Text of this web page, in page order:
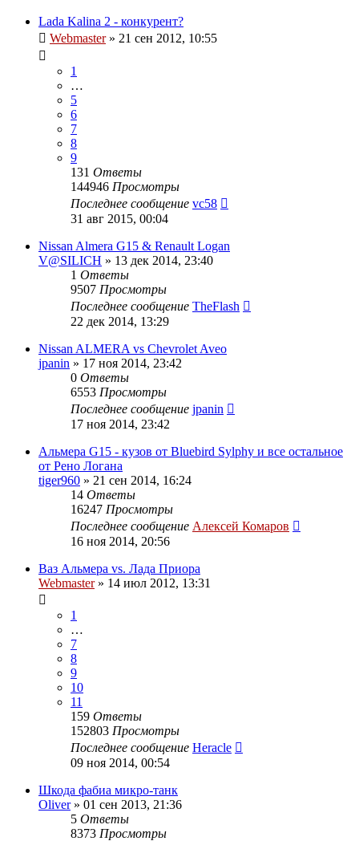
Lada Kalina 2 - конкурент?
Webmaster» 21 сен 2012, 10:55
1
…
5
6
7
8
9
131 Ответы
144946 Просмотры
Последнее сообщение vc58
31 авг 2015, 00:04
Nissan Almera G15 & Renault Logan
V@SILICH » 13 дек 2014, 23:40
1 Ответы
9507 Просмотры
Последнее сообщение TheFlash
22 дек 2014, 13:29
Nissan ALMERA vs Chevrolet Aveo
jpanin » 17 ноя 2014, 23:42
0 Ответы
6553 Просмотры
Последнее сообщение jpanin
17 ноя 2014, 23:42
Альмера G15 - кузов от Bluebird Sylphy и все остальное
от Рено Логана
tiger960 » 21 сен 2014, 16:24
14 Ответы
16247 Просмотры
Последнее сообщение Алексей Комаров
16 ноя 2014, 20:56
Ваз Альмера vs. Лада Приора
Webmaster» 14 июл 2012, 13:31
1
…
7
8
9
10
11
159 Ответы
152803 Просмотры
Последнее сообщение Heracle
09 ноя 2014, 00:54
Шкода фабиа микро-танк
Oliver» 01 сен 2013, 21:36
5 Ответы
8373 Просмотры